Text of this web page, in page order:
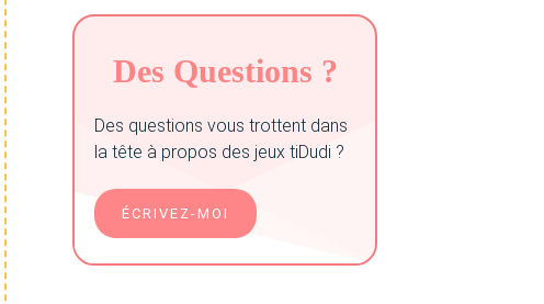
Des Questions ?
Des questions vous trottent dans
la tête à propos des jeux tiDudi ?
ÉCRIVEZ-MOI